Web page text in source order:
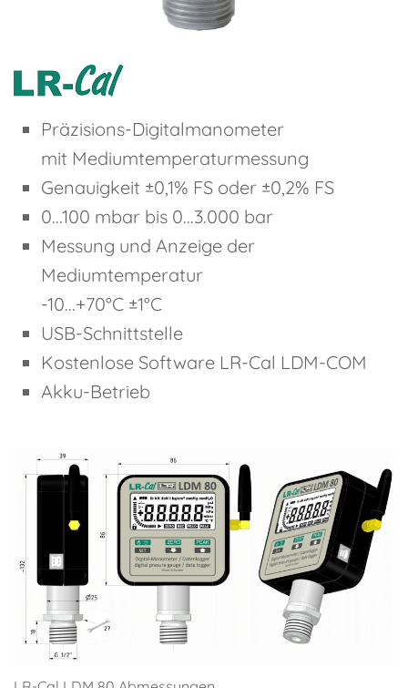
Präzisions-Digitalmanometer
mit Mediumtemperaturmessung
Genauigkeit ±0,1% FS oder ±0,2% FS
0...100 mbar bis 0...3.000 bar
Messung und Anzeige der
Mediumtemperatur
-10...+70°C ±1°C
USB-Schnittstelle
Kostenlose Software LR-Cal LDM-COM
Akku-Betrieb